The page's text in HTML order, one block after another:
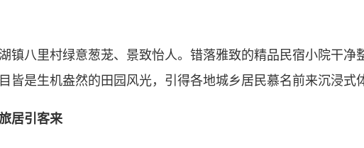
八里村绿意葱茏、景致怡人。错落雅致的精品民宿小院干净
皆是生机盎然的田园风光，引得各地城乡居民慕名前来沉浸式
居引客来